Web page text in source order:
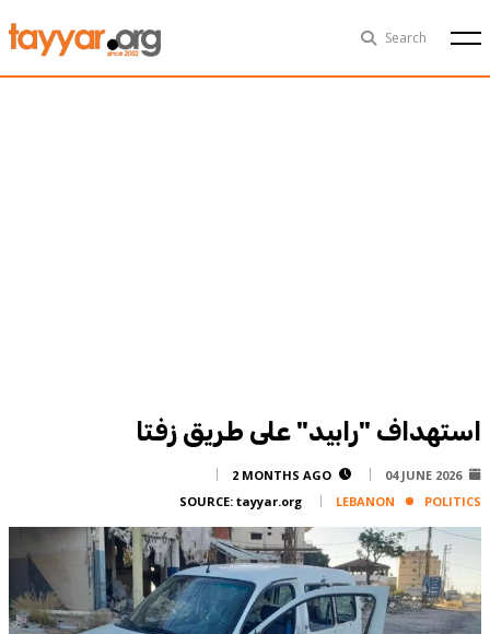
Search
Sat, Aug 8th 29°C
Advertise
Contact
FPM
استهداف "رابيد" على طريق زفتا
04 JUNE 2026
2 MONTHS AGO
LEBANON
POLITICS
SOURCE: tayyar.org